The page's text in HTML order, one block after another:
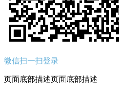
微信扫一扫登录
页面底部描述页面底部描述